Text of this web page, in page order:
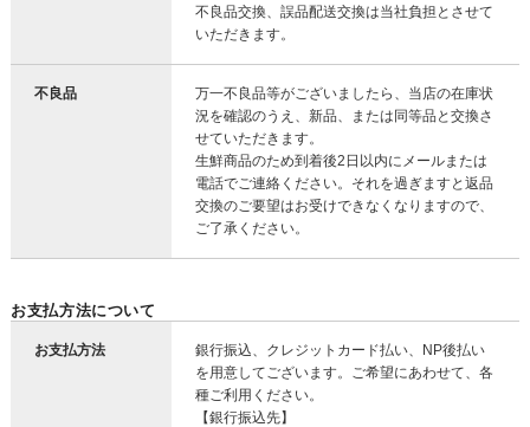
不良品交換、誤品配送交換は当社負担とさせて
いただきます。
不良品
万一不良品等がございましたら、当店の在庫状
況を確認のうえ、新品、または同等品と交換さ
せていただきます。
生鮮商品のため到着後2日以内にメールまたは
電話でご連絡ください。それを過ぎますと返品
交換のご要望はお受けできなくなりますので、
ご了承ください。
お支払方法について
お支払方法
銀行振込、クレジットカード払い、NP後払い
を用意してございます。ご希望にあわせて、各
種ご利用ください。
【銀行振込先】